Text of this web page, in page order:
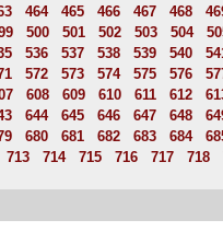
464 465 466 467 468
500 501 502 503 504
536 537 538 539 540
572 573 574 575 576
608 609 610 611 612
644 645 646 647 648
680 681 682 683 684
713 714 715 716 717 718